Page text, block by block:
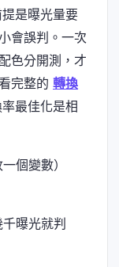
是曝光量要
會誤判。一次
色分開測，才
完整的 轉換
最佳化是相
個變數）
曝光就判